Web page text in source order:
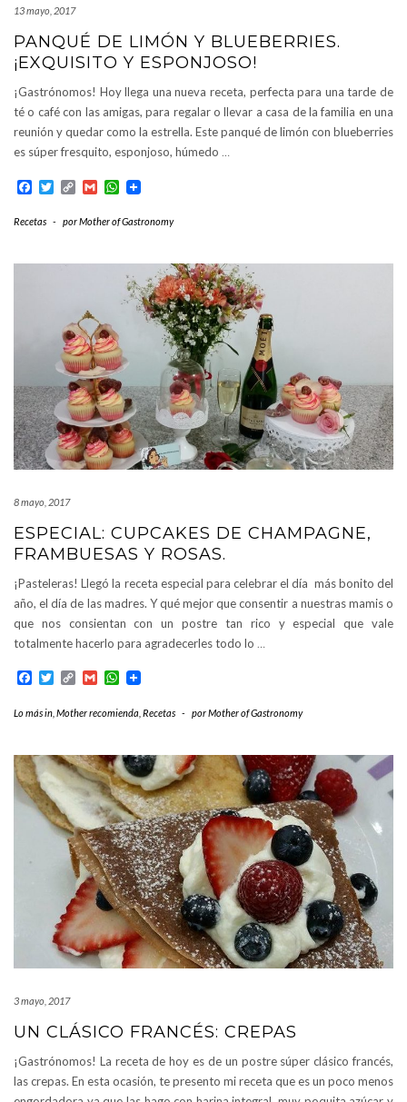
13 mayo, 2017
PANQUÉ DE LIMÓN Y BLUEBERRIES.
¡EXQUISITO Y ESPONJOSO!
¡Gastrónomos! Hoy llega una nueva receta, perfecta para una tarde de
té o café con las amigas, para regalar o llevar a casa de la familia en una
reunión y quedar como la estrella. Este panqué de limón con blueberries
es súper fresquito, esponjoso, húmedo …
Facebook
TwitterCopyGmailWhatsApp
Recetas - porMother of Gastronomy
8 mayo, 2017
ESPECIAL: CUPCAKES DE CHAMPAGNE,
FRAMBUESAS Y ROSAS.
¡Pasteleras! Llegó la receta especial para celebrar el día más bonito del
año, el día de las madres. Y qué mejor que consentir a nuestras mamis o
que nos consientan con un postre tan rico y especial que vale
totalmente hacerlo para agradecerles todo lo …
Facebook
TwitterCopyGmailWhatsApp
Lo más in Mother recomienda Recetas - porMother of Gastronomy
3 mayo, 2017
UN CLÁSICO FRANCÉS: CREPAS
¡Gastrónomos! La receta de hoy es de un postre súper clásico francés,
las crepas. En esta ocasión, te presento mi receta que es un poco menos